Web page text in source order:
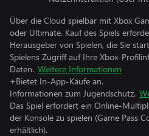
Über die Cloud spielbar mit Xbox
oder Ultimate. Kauf des Spiels
Herausgeber von Spielen, die Sie
Spielens Zugriff auf Ihre Xbox-
Daten. Weitere Informationen
+Bietet In-App-Käufe an.
Informationen zum Jugendschutz.
Das Spiel erfordert ein Online-
der Konsole zu spielen (Game Pass
erhältlich).